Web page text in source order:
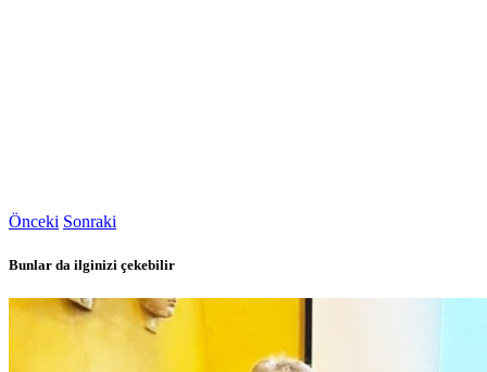
Önceki Sonraki
Bunlar da ilginizi çekebilir